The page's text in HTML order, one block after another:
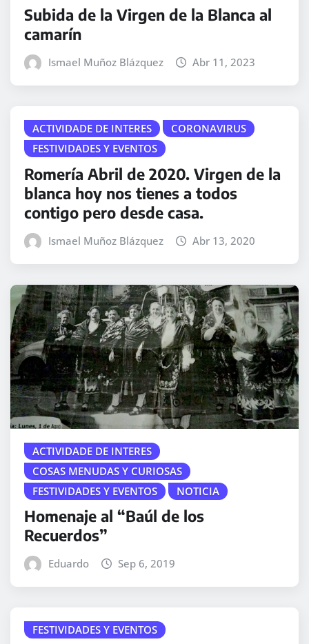
Subida de la Virgen de la Blanca al
camarín
Ismael Muñoz Blázquez Abr 11, 2023
ACTIVIDADE DE INTERES
CORONAVIRUS
FESTIVIDADES Y EVENTOS
Romería Abril de 2020. Virgen de la
blanca hoy nos tienes a todos
contigo pero desde casa.
Ismael Muñoz Blázquez Abr 13, 2020
ACTIVIDADE DE INTERES
COSAS MENUDAS Y CURIOSAS
FESTIVIDADES Y EVENTOS
NOTICIA
Homenaje al “Baúl de los
Recuerdos”
Eduardo Sep 6, 2019
FESTIVIDADES Y EVENTOS